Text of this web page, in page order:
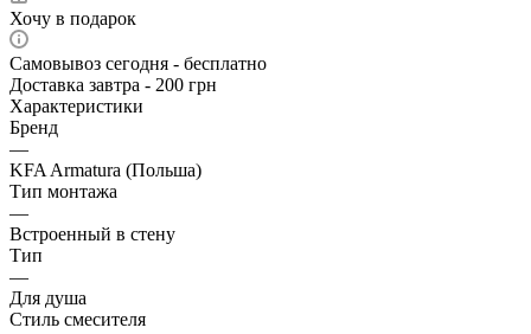
Хочу в подарок
Самовывоз сегодня - бесплатно
Доставка завтра - 200 грн
Характеристики
Бренд
—
KFA Armatura (Польша)
Тип монтажа
—
Встроенный в стену
Тип
—
Для душа
Стиль смесителя